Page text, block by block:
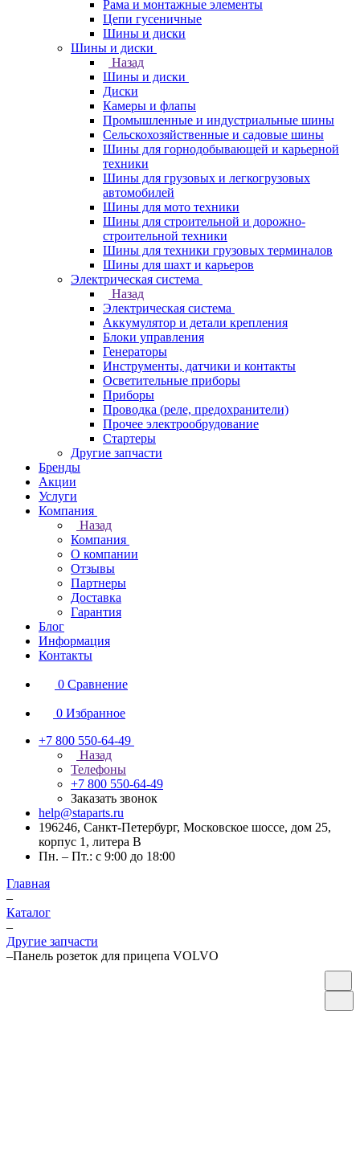
Рама и монтажные элементы
Цепи гусеничные
Шины и диски
Шины и диски
Назад
Шины и диски
Диски
Камеры и флапы
Промышленные и индустриальные шины
Сельскохозяйственные и садовые шины
Шины для горнодобывающей и карьерной
техники
Шины для грузовых и легкогрузовых
автомобилей
Шины для мото техники
Шины для строительной и дорожно-
строительной техники
Шины для техники грузовых терминалов
Шины для шахт и карьеров
Электрическая система
Назад
Электрическая система
Аккумулятор и детали крепления
Блоки управления
Генераторы
Инструменты, датчики и контакты
Осветительные приборы
Приборы
Проводка (реле, предохранители)
Прочее электрообрудование
Стартеры
Другие запчасти
Бренды
Акции
Услуги
Компания
Назад
Компания
О компании
Отзывы
Партнеры
Доставка
Гарантия
Блог
Информация
Контакты
0 Сравнение
0 Избранное
+7 800 550-64-49
Назад
Телефоны
+7 800 550-64-49
Заказать звонок
help@staparts.ru
196246, Санкт-Петербург, Московское шоссе, дом 25,
корпус 1, литера В
Пн. – Пт.: с 9:00 до 18:00
Главная
–
Каталог
–
Другие запчасти
–Панель розеток для прицепа VOLVO